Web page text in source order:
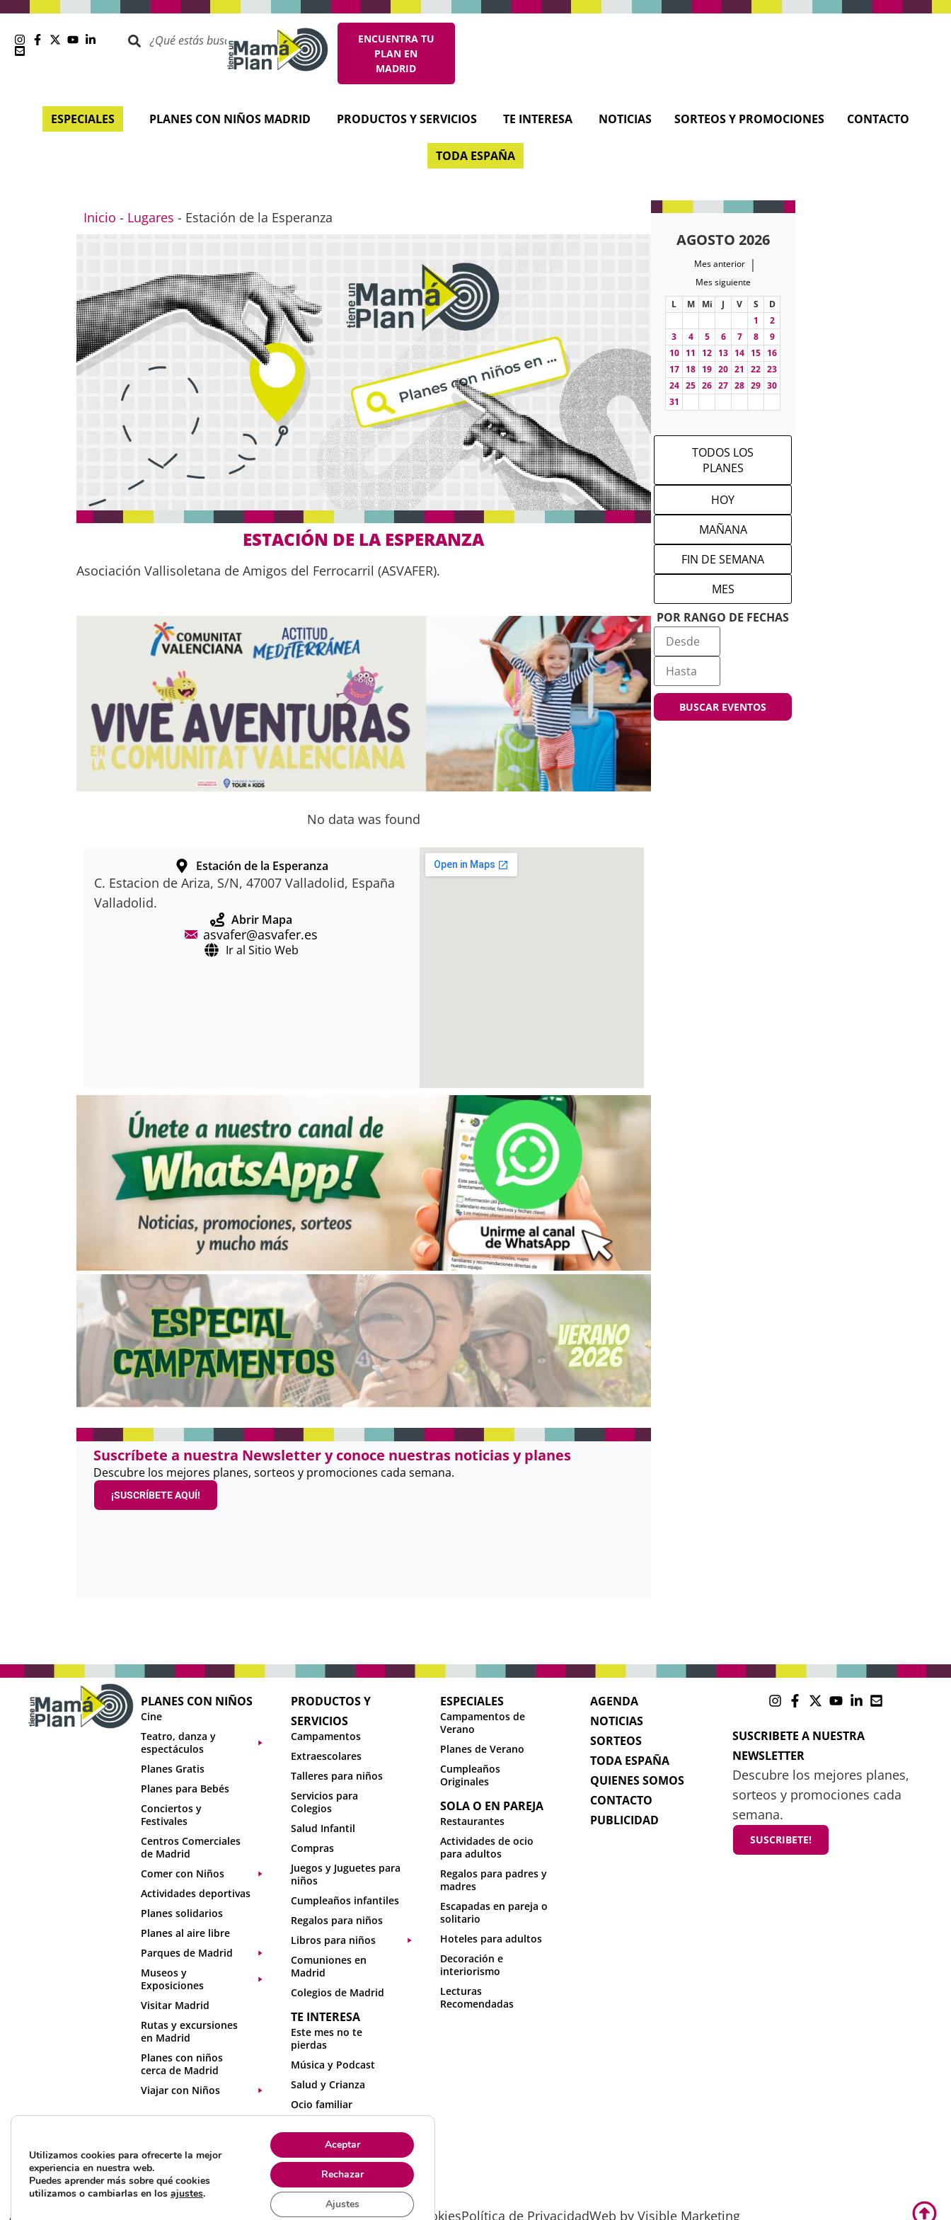
ENCUENTRA TU
PLAN EN
MADRID
ESPECIALES PLANES CON NIÑOS MADRID PRODUCTOS Y SERVICIOS TE INTERESA NOTICIAS SORTEOS Y PROMOCIONES CONTACTO
TODA ESPAÑA
Inicio - Lugares - Estación de la Esperanza
ESTACIÓN DE LA ESPERANZA
Asociación Vallisoletana de Amigos del Ferrocarril (ASVAFER).
No data was found
Estación de la Esperanza
C. Estacion de Ariza, S/N, 47007 Valladolid, España
Valladolid.
Abrir Mapa
asvafer@asvafer.es
Ir al Sitio Web
Suscríbete a nuestra Newsletter y conoce nuestras noticias y planes
Descubre los mejores planes, sorteos y promociones cada semana.
¡SUSCRÍBETE AQUÍ!
AGOSTO 2026
Mes anterior |
Mes siguiente
L
M Mi J V S
D
1
2
3
4 5 6 7 8
9
10 11 12 13 14 15 16
17 18 19 20 21 22 23
24 25 26 27 28 29 30
31
TODOS LOS
PLANES
HOY
MAÑANA
FIN DE SEMANA
MES
POR RANGO DE FECHAS
BUSCAR EVENTOS
PLANES CON NIÑOS
Cine
Teatro, danza y
espectáculos
Planes Gratis
Planes para Bebés
Conciertos y
Festivales
Centros Comerciales
de Madrid
Comer con Niños
Actividades deportivas
Planes solidarios
Planes al aire libre
Parques de Madrid
Museos y
Exposiciones
Visitar Madrid
Rutas y excursiones
en Madrid
Planes con niños
cerca de Madrid
Viajar con Niños
PRODUCTOS Y
SERVICIOS
Campamentos
Extraescolares
Talleres para niños
Servicios para
Colegios
Salud Infantil
Compras
Juegos y Juguetes para
niños
Cumpleaños infantiles
Regalos para niños
Libros para niños
Comuniones en
Madrid
Colegios de Madrid
TE INTERESA
Este mes no te
pierdas
Música y Podcast
Salud y Crianza
Ocio familiar
en casa
Recursos online
ESPECIALES
Campamentos de
Verano
Planes de Verano
Cumpleaños
Originales
SOLA O EN PAREJA
Restaurantes
Actividades de ocio
para adultos
Regalos para padres y
madres
Escapadas en pareja o
solitario
Hoteles para adultos
Decoración e
interiorismo
Lecturas
Recomendadas
AGENDA
NOTICIAS
SORTEOS
TODA ESPAÑA
QUIENES SOMOS
CONTACTO
PUBLICIDAD
SUSCRIBETE A NUESTRA
NEWSLETTER
Descubre los mejores planes,
sorteos y promociones cada
semana.
SUSCRIBETE!
All rights reserved 2025 ©Mamá tiene un planAviso LegalPolítica de CookiesPolítica de PrivacidadWeb by Visible Marketing
Utilizamos cookies para ofrecerte la mejor
experiencia en nuestra web.
Puedes aprender más sobre qué cookies
utilizamos o cambiarlas en los ajustes.
Aceptar
Rechazar
Ajustes